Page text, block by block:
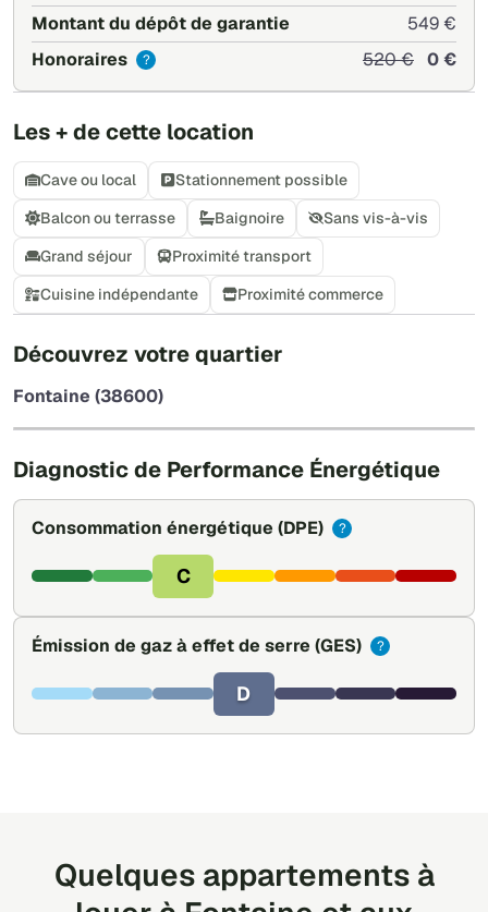
Montant du dépôt de garantie
549 €
Honoraires
? 520 € 0 €
Les + de cette location
Cave ou local
Stationnement possible
Balcon ou terrasse
Baignoire
Sans vis-à-vis
Grand séjour
Proximité transport
Cuisine indépendante
Proximité commerce
Découvrez votre quartier
Fontaine (38600)
Diagnostic de Performance Énergétique
Consommation énergétique (DPE) ?
C
Émission de gaz à effet de serre (GES) ?
D
Quelques appartements à